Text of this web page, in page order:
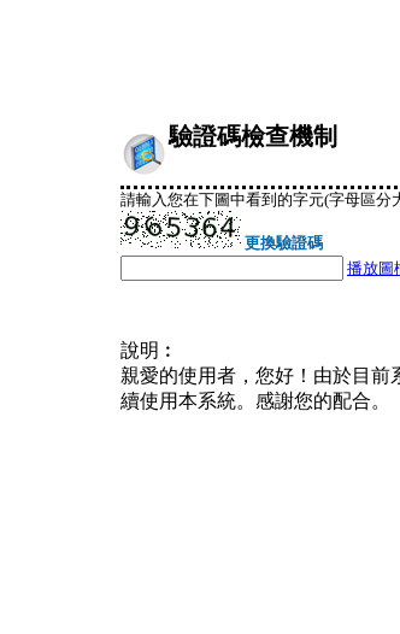
驗證碼檢查機制
請輸入您在下圖中看到的字元(字母區分
更換驗證碼
播放圖
說明︰
親愛的使用者，您好！由於目
續使用本系統。感謝您的配合。